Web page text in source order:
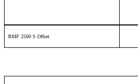
BMF 2500 S Offset